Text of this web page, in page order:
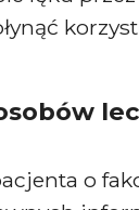
o